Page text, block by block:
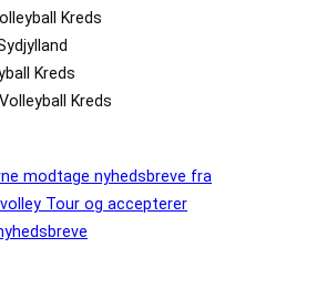
Kreds
Kreds
Kreds
modtage nyhedsbreve fra
Tour og accepterer